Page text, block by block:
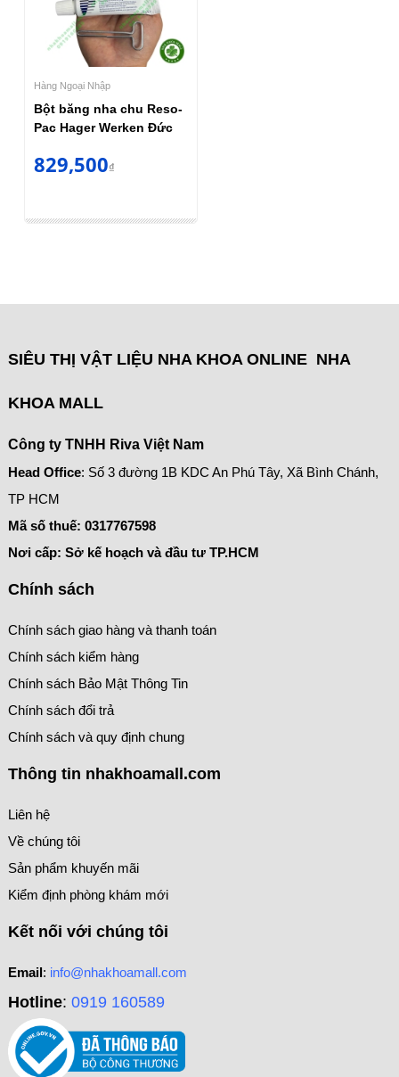
Hàng Ngoại Nhập
Bột băng nha chu Reso-
Pac Hager Werken Đức
829,500₫
SIÊU THỊ VẬT LIỆU NHA KHOA ONLINE NHA
KHOA MALL
Công ty TNHH Riva Việt Nam
Head Office: Số 3 đường 1B KDC An Phú Tây, Xã Bình Chánh,
TP HCM
Mã số thuế: 0317767598
Nơi cấp: Sở kế hoạch và đầu tư TP.HCM
Chính sách
Chính sách giao hàng và thanh toán
Chính sách kiểm hàng
Chính sách Bảo Mật Thông Tin
Chính sách đổi trả
Chính sách và quy định chung
Thông tin nhakhoamall.com
Liên hệ
Về chúng tôi
Sản phẩm khuyến mãi
Kiểm định phòng khám mới
Kết nối với chúng tôi
Email: info@nhakhoamall.com
Hotline: 0919 160589